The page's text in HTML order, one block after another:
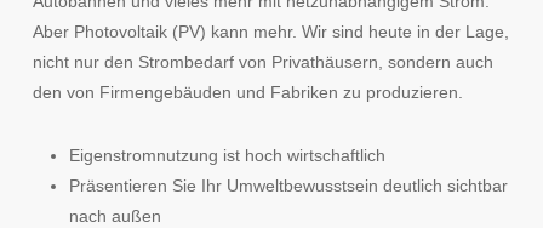
Aber Photovoltaik (PV) kann mehr. Wir sind heute in der Lage,
nicht nur den Strombedarf von Privathäusern, sondern auch
den von Firmengebäuden und Fabriken zu produzieren.
Eigenstromnutzung ist hoch wirtschaftlich
Präsentieren Sie Ihr Umweltbewusstsein deutlich sichtbar
nach außen